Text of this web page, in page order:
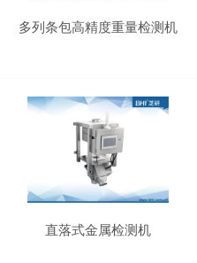
多列条包高精度重量检测机
直落式金属检测机